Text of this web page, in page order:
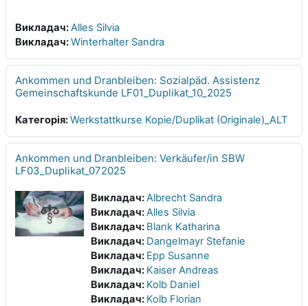
Викладач:Alles Silvia
Викладач:Winterhalter Sandra
Ankommen und Dranbleiben: Sozialpäd. Assistenz
Gemeinschaftskunde LF01_Duplikat_10_2025
Категорія:Werkstattkurse Kopie/Duplikat (Originale)_ALT
Ankommen und Dranbleiben: Verkäufer/in SBW
LF03_Duplikat_072025
Викладач:Albrecht Sandra
Викладач:Alles Silvia
Викладач: Blank Katharina
Викладач: Dangelmayr Stefanie
Викладач: Epp Susanne
Викладач: Kaiser Andreas
Викладач: Kolb Daniel
Викладач: Kolb Florian